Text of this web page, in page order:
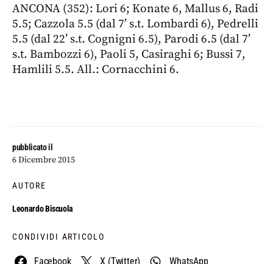
pubblicato il
6 Dicembre 2015
AUTORE
Leonardo Biscuola
CONDIVIDI ARTICOLO
Facebook X (Twitter)
WhatsApp
ANCONA (352): Lori 6; Konate 6, Mallus 6, Radi
5.5; Cazzola 5.5 (dal 7’ s.t. Lombardi 6), Pedrelli
5.5 (dal 22’ s.t. Cognigni 6.5), Parodi 6.5 (dal 7’
s.t. Bambozzi 6), Paoli 5, Casiraghi 6; Bussi 7,
Hamlili 5.5. All.: Cornacchini 6.